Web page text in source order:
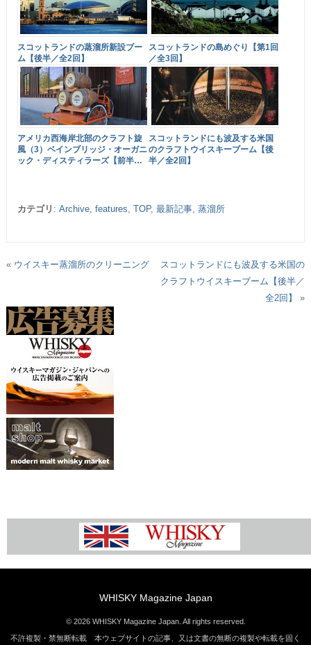
スコットランドの蒸溜所新設ブー
ム【後半／全2回】
スコットランドの島めぐり【第1回
／全3回】
アメリカ西海岸北部のクラフト旋
風（3）ベインブリッジ・オーガニ
ック・ディスティラーズ【前半／
スコットランドにも波及する米国
のクラフトウイスキーブーム【後
半／全2回】
カテゴリ : Archive, features TOP, 最新記事, 蒸溜所
« ウイスキー蒸溜所のクリーニング
スコットランドにも波及する米国の
クラフトウイスキーブーム【後半／
全2回】
»
WHISKY Magazine Japan
© 2026 WHISKY Magazine Japan. All rights reserved.
不許複製・禁無断転載 本ウェブサイトの記事、又は文書の無断の複製や転載を固く